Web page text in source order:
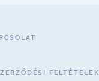
FELTÉTELEK